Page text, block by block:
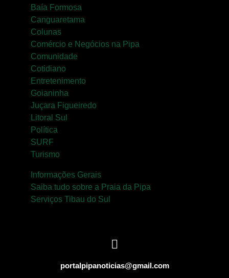
Baía Formosa
Canguaretama
Colunas
Comércio e Negócios na Pipa
Comunidade
Cotidiano
Entretenimento
Goianinha
Juçara Figueiredo
Litoral Sul
Política
SURF
Turismo
Informações Gerais
Saiba tudo sobre a Praia da Pipa
Serviços Tibau do Sul
portalpipanoticias@gmail.com